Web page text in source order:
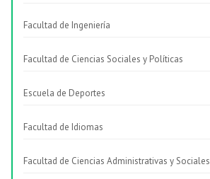
Facultad de Ingeniería
Facultad de Ciencias Sociales y Políticas
Escuela de Deportes
Facultad de Idiomas
Facultad de Ciencias Administrativas y Sociales